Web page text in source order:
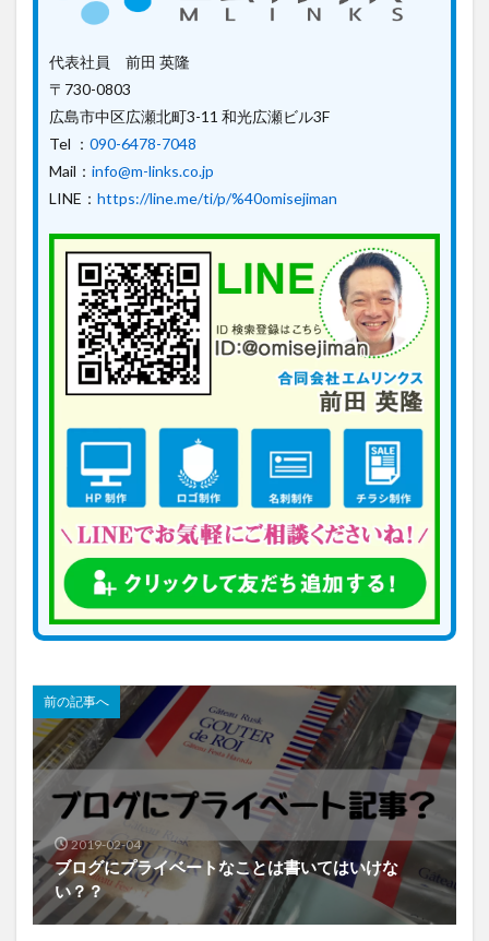
代表社員 前田 英隆
〒730-0803
広島市中区広瀬北町3-11 和光広瀬ビル3F
Tel ： 090-6478-7048
Mail： info@m-links.co.jp
LINE： https://line.me/ti/p/%40omisejiman
前の記事へ
2019-02-04
ブログにプライベートなことは書いてはいけな
い？？